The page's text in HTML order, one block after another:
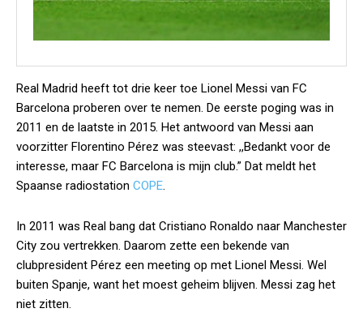
Real Madrid heeft tot drie keer toe Lionel Messi van FC
Barcelona proberen over te nemen. De eerste poging was in
2011 en de laatste in 2015. Het antwoord van Messi aan
voorzitter Florentino Pérez was steevast: ,,Bedankt voor de
interesse, maar FC Barcelona is mijn club.” Dat meldt het
Spaanse radiostation COPE.
In 2011 was Real bang dat Cristiano Ronaldo naar Manchester
City zou vertrekken. Daarom zette een bekende van
clubpresident Pérez een meeting op met Lionel Messi. Wel
buiten Spanje, want het moest geheim blijven. Messi zag het
niet zitten.